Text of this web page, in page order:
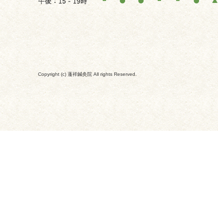
Copyright (c) 蓬祥鍼灸院 All rights Reserved.